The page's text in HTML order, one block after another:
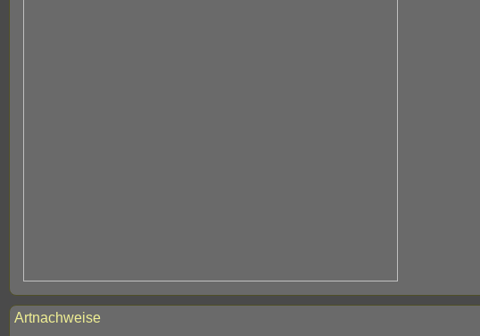
Artnachweise